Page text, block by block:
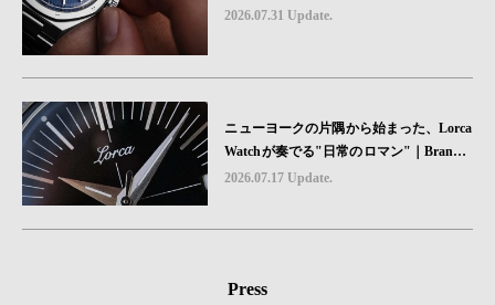
2026.07.31 Update.
ニューヨークの片隅から始まった、Lorca
Watchが奏でる"日常のロマン"｜Brand P
icks #08
2026.07.17 Update.
Press